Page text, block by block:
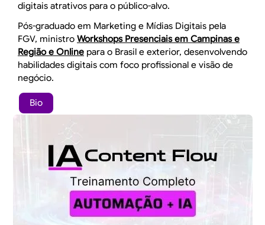
digitais atrativos para o público-alvo.
Pós-graduado em Marketing e Mídias Digitais pela
FGV, ministro Workshops Presenciais em Campinas e
Região e Online para o Brasil e exterior, desenvolvendo
habilidades digitais com foco profissional e visão de
negócio.
Bio